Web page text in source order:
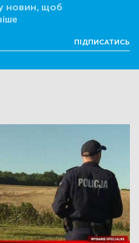
новин, щоб
ПІДПИСАТИСЬ